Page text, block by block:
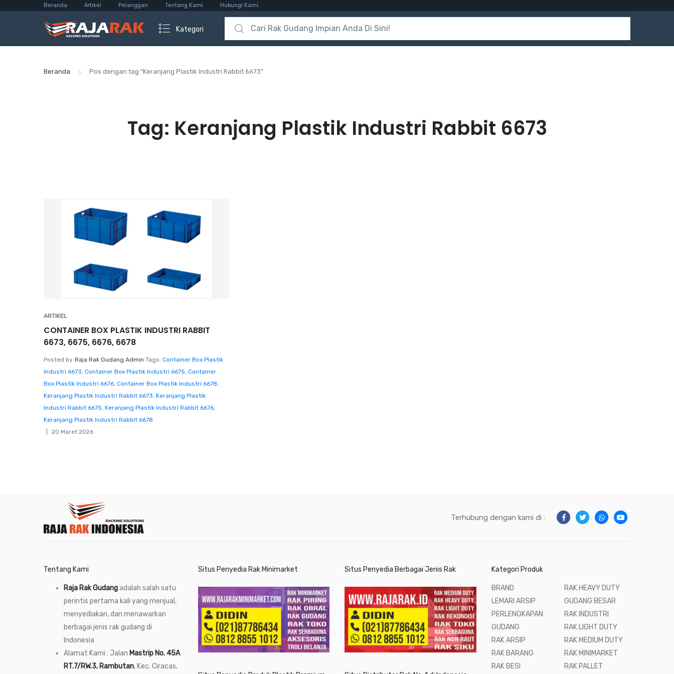
Beranda Artikel Pelanggan Tentang Kami Hubungi Kami
Kategori
Search for:
Beranda Pos dengan tag “Keranjang Plastik Industri Rabbit 6673”
Tag: Keranjang Plastik Industri Rabbit 6673
ARTIKEL
CONTAINER BOX PLASTIK INDUSTRI RABBIT
6673, 6675, 6676, 6678
Posted by Raja Rak Gudang Admin Tags: Container Box Plastik
Industri 6673, Container Box Plastik Industri 6675, Container
Box Plastik Industri 6676, Container Box Plastik Industri 6678,
Keranjang Plastik Industri Rabbit 6673, Keranjang Plastik
Industri Rabbit 6675, Keranjang Plastik Industri Rabbit 6676,
Keranjang Plastik Industri Rabbit 6678
20 Maret 2026
Terhubung dengan kami di :
Tentang Kami
Raja Rak Gudangadalah salah satu
perintis pertama kali yang menjual,
menyediakan, dan menawarkan
berbagai jenis rak gudang di
Indonesia
Alamat Kami : Jalan Mastrip No. 45A
RT.7/RW.3, Rambutan, Kec. Ciracas,
Situs Penyedia Rak Minimarket Situs Penyedia Berbagai Jenis Rak Kategori Produk
BRAND
LEMARI ARSIP
PERLENGKAPAN
GUDANG
RAK ARSIP
RAK BARANG
RAK BESI
RAK HEAVY DUTY
GUDANG BESAR
RAK INDUSTRI
RAK LIGHT DUTY
RAK MEDIUM DUTY
RAK MINIMARKET
RAK PALLET